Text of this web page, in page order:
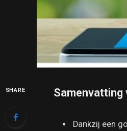
SHARE Samenvatting
Dankzij een